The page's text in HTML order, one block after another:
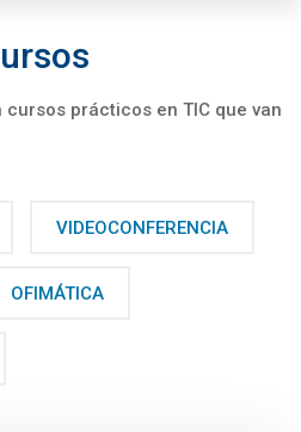
prácticos en TIC que van
VIDEOCONFERENCIA
OFIMÁTICA